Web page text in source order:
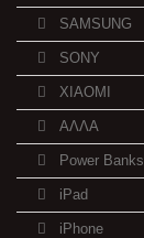
SAMSUNG
SONY
XIAOMI
ΑΛΛΑ
Power Banks
iPad
iPhone